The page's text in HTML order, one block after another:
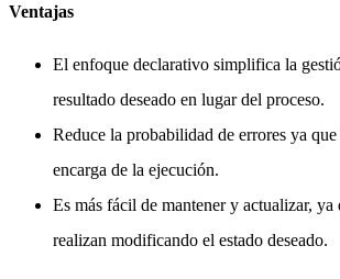
Ventajas
El enfoque declarativo simplifica la
resultado deseado en lugar del proceso.
Reduce la probabilidad de errores ya
encarga de la ejecución.
Es más fácil de mantener y actualizar, ya
realizan modificando el estado deseado.